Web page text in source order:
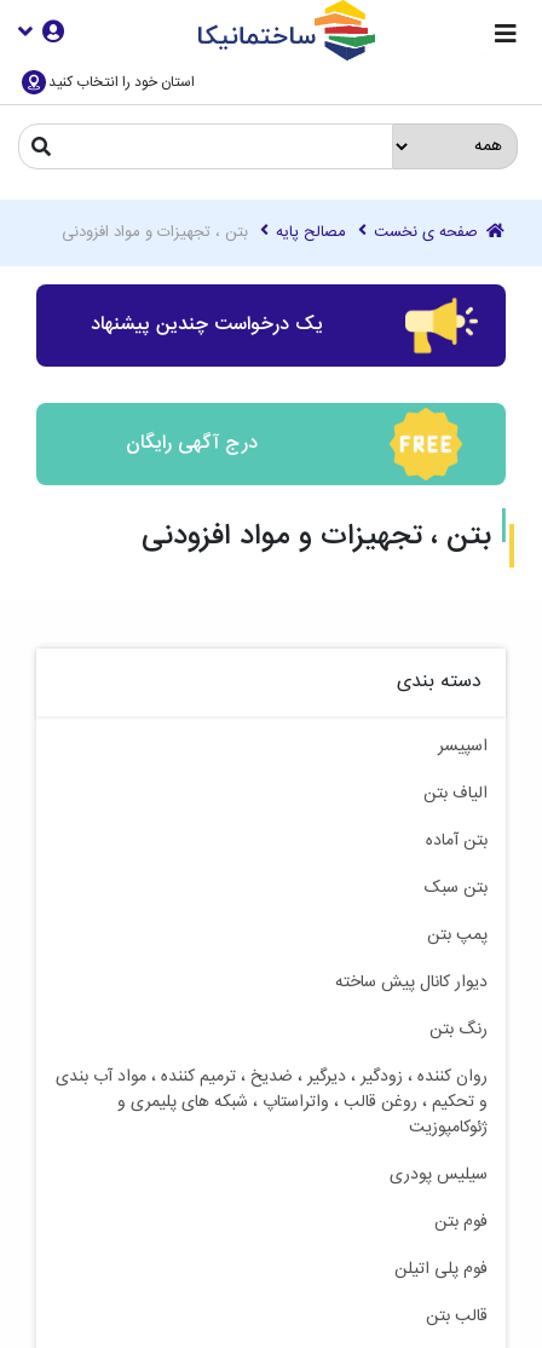
استان خود را انتخاب کنید
صفحه ی نخست مصالح پایه بتن ، تجهیزات و مواد افزودنی
یک درخواست چندین پیشنهاد
درج آگهی رایگان
بتن ، تجهیزات و مواد افزودنی
دسته بندی
اسپیسر
الیاف بتن
بتن آماده
بتن سبک
پمپ بتن
دیوار کانال پیش ساخته
رنگ بتن
روان کننده ، زودگیر ، دیرگیر ، ضدیخ ، ترمیم کننده ، مواد آب بندی
و تحکیم ، روغن قالب ، واتراستاپ ، شبکه های پلیمری و
ژئوکامپوزیت
سیلیس پودری
فوم بتن
فوم پلی اتیلن
قالب بتن